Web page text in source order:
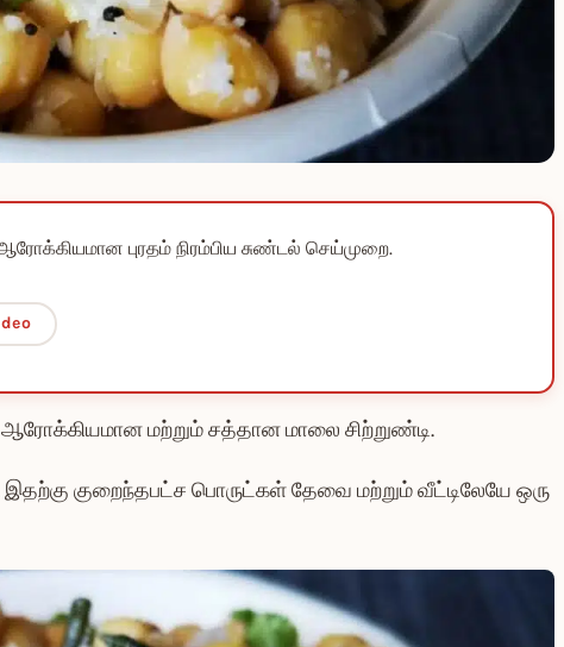
புரதம் நிரம்பிய சுண்டல் செய்முறை.
மற்றும் சத்தான மாலை சிற்றுண்டி.
குறைந்தபட்ச பொருட்கள் தேவை மற்றும் வீட்டிலேயே ஒரு